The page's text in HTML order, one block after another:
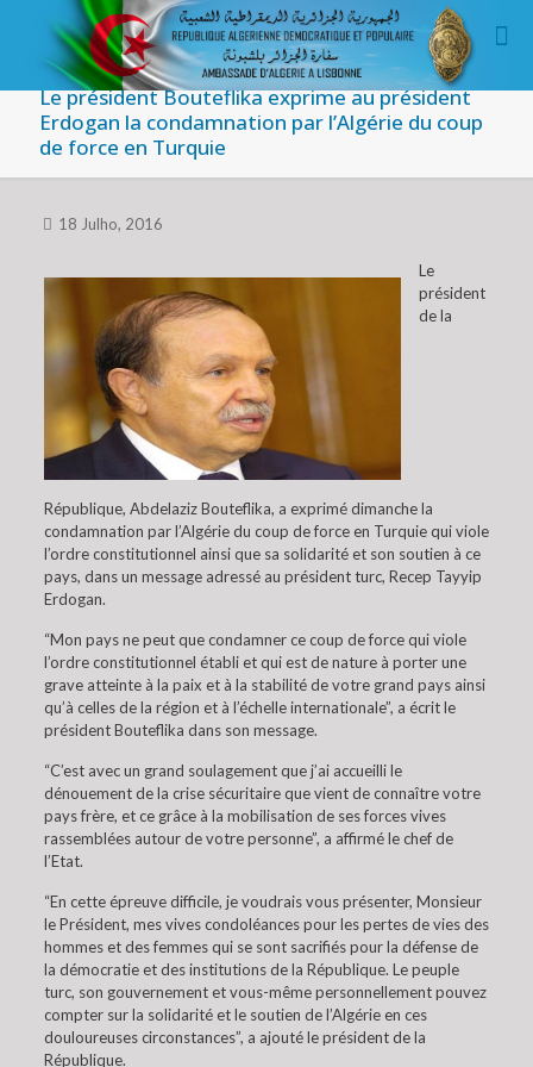
Le président Bouteflika exprime au président
Erdogan la condamnation par l’Algérie du coup
de force en Turquie
18 Julho, 2016
Le
président
de la
République, Abdelaziz Bouteflika, a exprimé dimanche la
condamnation par l’Algérie du coup de force en Turquie qui viole
l’ordre constitutionnel ainsi que sa solidarité et son soutien à ce
pays, dans un message adressé au président turc, Recep Tayyip
Erdogan.
“Mon pays ne peut que condamner ce coup de force qui viole
l’ordre constitutionnel établi et qui est de nature à porter une
grave atteinte à la paix et à la stabilité de votre grand pays ainsi
qu’à celles de la région et à l’échelle internationale”, a écrit le
président Bouteflika dans son message.
“C’est avec un grand soulagement que j’ai accueilli le
dénouement de la crise sécuritaire que vient de connaître votre
pays frère, et ce grâce à la mobilisation de ses forces vives
rassemblées autour de votre personne”, a affirmé le chef de
l’Etat.
“En cette épreuve difficile, je voudrais vous présenter, Monsieur
le Président, mes vives condoléances pour les pertes de vies des
hommes et des femmes qui se sont sacrifiés pour la défense de
la démocratie et des institutions de la République. Le peuple
turc, son gouvernement et vous-même personnellement pouvez
compter sur la solidarité et le soutien de l’Algérie en ces
douloureuses circonstances”, a ajouté le président de la
République.